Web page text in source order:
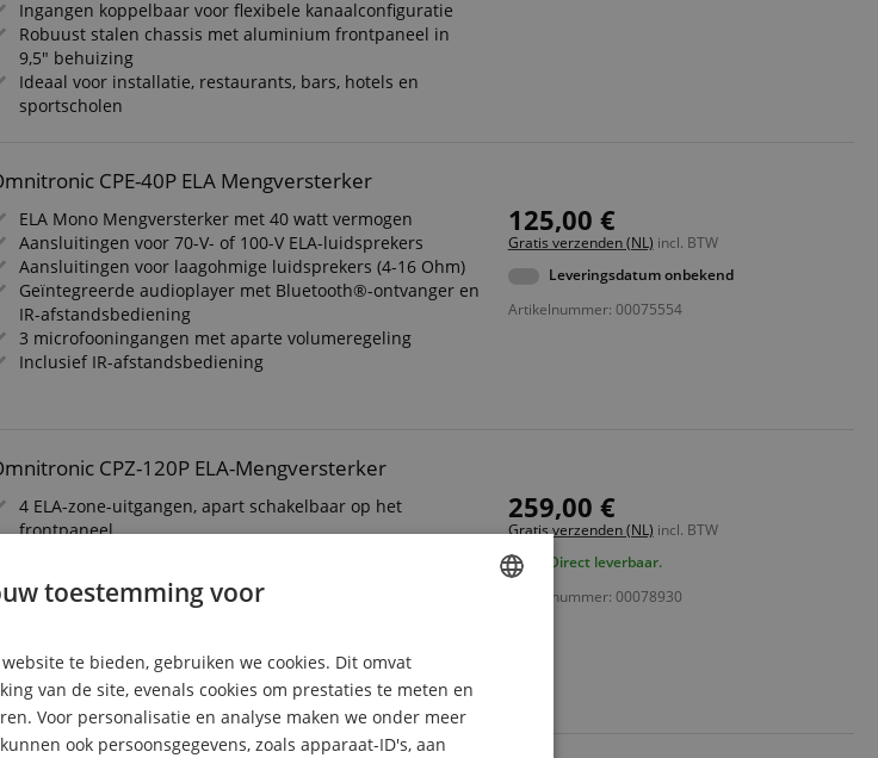
Ingangen koppelbaar voor flexibele kanaalconfiguratie
Robuust stalen chassis met aluminium frontpaneel in
9,5" behuizing
Ideaal voor installatie, restaurants, bars, hotels en
sportscholen
CPE-40P ELA Mengversterker
ELA Mono Mengversterker met 40 watt vermogen
Aansluitingen voor 70-V- of 100-V ELA-luidsprekers
Aansluitingen voor laagohmige luidsprekers (4-16 Ohm)
Geïntegreerde audioplayer met Bluetooth®-ontvanger en
IR-afstandsbediening
3 microfooningangen met aparte volumeregeling
Inclusief IR-afstandsbediening
125,00 €
Gratis verzenden (NL) incl. BTW
Leveringsdatum onbekend
Artikelnummer: 00075554
CPZ-120P ELA-Mengversterker
4 ELA-zone-uitgangen, apart schakelbaar op het
frontpaneel
Aansluiting voor laagohmige luidsprekers (4-16 Ohm)
Geïntegreerde audioplayer met Bluetooth®-ontvanger en
(bijv. smartphone, tablet) via Bluetooth®
SD-kaartsleuf en USB-aansluiting
259,00 €
Gratis verzenden (NL) incl. BTW
Direct leverbaar.
Artikelnummer: 00078930
toestemming voor
te bieden, gebruiken we cookies. Dit omvat
van de site, evenals cookies om prestaties te meten en
Voor personalisatie en analyse maken we onder meer
ook persoonsgegevens, zoals apparaat-ID's, aan